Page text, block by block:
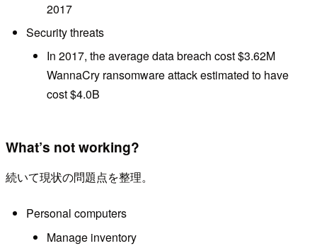
2017
Security threats
In 2017, the average data breach cost $3.62M
WannaCry ransomware attack estimated to have
cost $4.0B
What’s not working?
続いて現状の問題点を整理。
Personal computers
Manage inventory